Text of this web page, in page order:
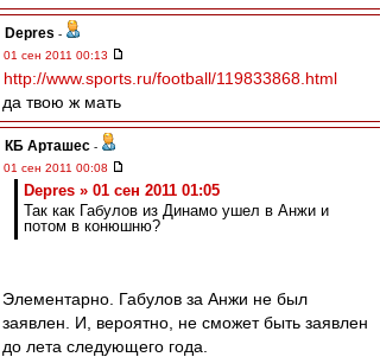
Depres -
01 сен 2011 00:13
http://www.sports.ru/football/119833868.html
да твою ж мать
КБ Арташес -
01 сен 2011 00:08
Depres » 01 сен 2011 01:05
Так как Габулов из Динамо ушел в Анжи и
потом в конюшню?
Элементарно. Габулов за Анжи не был
заявлен. И, вероятно, не сможет быть заявлен
до лета следующего года.